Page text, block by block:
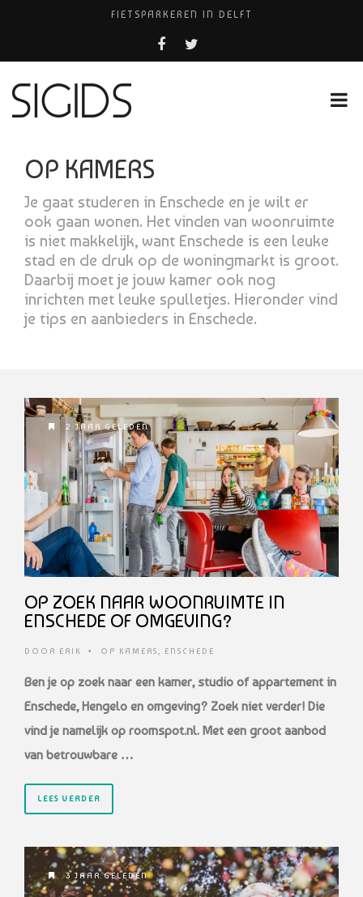
FIETSPARKEREN IN DELFT
PIZZERIA POMPEÏ ￼
BELEEF DE MAGIE VAN FILM BIJ KINEPOLIS
OP KAMERS
Je gaat studeren in Enschede en je wilt er
ook gaan wonen. Het vinden van woonruimte
is niet makkelijk, want Enschede is een leuke
stad en de druk op de woningmarkt is groot.
Daarbij moet je jouw kamer ook nog
inrichten met leuke spulletjes. Hieronder vind
je tips en aanbieders in Enschede.
2 JAAR GELEDEN
OP ZOEK NAAR WOONRUIMTE IN
ENSCHEDE OF OMGEVING?
DOOR ERIK • OP KAMERS, ENSCHEDE
Ben je op zoek naar een kamer, studio of appartement in
Enschede, Hengelo en omgeving? Zoek niet verder! Die
vind je namelijk op roomspot.nl. Met een groot aanbod
van betrouwbare …
LEES VERDER
3 JAAR GELEDEN